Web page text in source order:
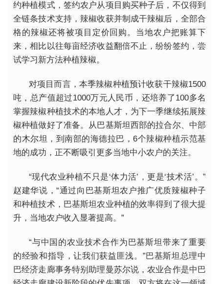
约种植模式，签约农户从项目购买种子后，不仅得到
全链条技术支持，辣椒收获并制成干辣椒后，全部合
格的辣椒还将被项目定价回购。当地农户把账算下
来，相比以往每亩经济收益翻倍不止，纷纷签约，尝
试学习新方法种植辣椒。
对项目而言，本季辣椒种植预计收获干辣椒1500
吨，总产值超过1000万元人民币，还培养了100多名
掌握辣椒种植技术的本地人才，为下一季继续拓展辣
椒种植做好了准备。从巴基斯坦西部的拉合尔、中部
的木尔坦，到南部的海德拉巴，6个辣椒种植示范基
地的成功，正不断吸引更多当地中小农户的关注。
“现代农业种植不只是‘体力活’，更是‘技术活’。”
赵建华说，“通过向巴基斯坦农户推广优质辣椒种子
和种植技术，巴基斯坦农业种植的效率得到了很大提
升，当地农户收入显著提高。”
“与中国的农业技术合作为巴基斯坦带来了重要
的经验和指导，让我们获益匪浅。”巴基斯坦总理中
巴经济走廊事务特别助理曼苏尔说，农业合作是中巴